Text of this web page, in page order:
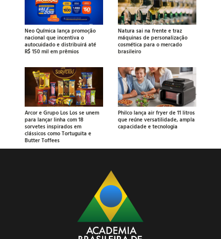
Neo Química lança promoção
nacional que incentiva o
autocuidado e distribuirá até
R$ 150 mil em prêmios
Natura sai na frente e traz
máquinas de personalização
cosmética para o mercado
brasileiro
Arcor e Grupo Los Los se unem
para lançar linha com 18
sorvetes inspirados em
clássicos como Tortuguita e
Butter Toffees
Philco lança air fryer de 11 litros
que reúne versatilidade, ampla
capacidade e tecnologia